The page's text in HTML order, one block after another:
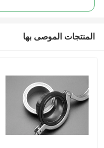
المنتجات الموصى بها